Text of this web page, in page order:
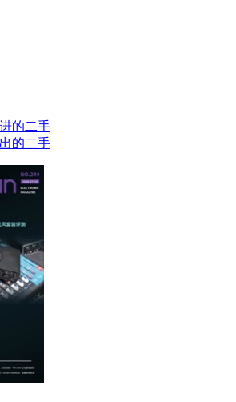
的二手
的二手